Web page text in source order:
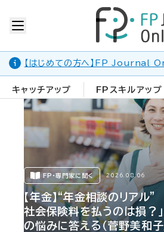
【はじめての方へ】FP Journal
キャッチアップ FPスキルアップ
FP・専門家に聞く 2026.08.06
【年金】“年金相談のリアル
社会保険料を払うのは損？
の悩みに答える（菅野美和子